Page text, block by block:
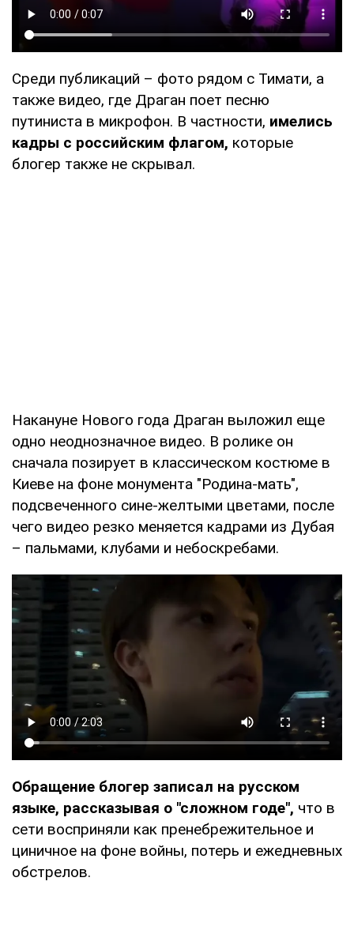
Среди публикаций – фото рядом с Тимати, а
также видео, где Драган поет песню
путиниста в микрофон. В частности, имелись
кадры с российским флагом, которые
блогер также не скрывал.
Накануне Нового года Драган выложил еще
одно неоднозначное видео. В ролике он
сначала позирует в классическом костюме в
Киеве на фоне монумента "Родина-мать",
подсвеченного сине-желтыми цветами, после
чего видео резко меняется кадрами из Дубая
– пальмами, клубами и небоскребами.
Обращение блогер записал на русском
языке, рассказывая о "сложном годе", что в
сети восприняли как пренебрежительное и
циничное на фоне войны, потерь и ежедневных
обстрелов.